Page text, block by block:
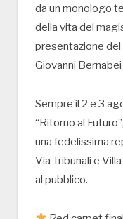
da un monologo
della vita del
presentazione del
Giovanni
Sempre il 2 e 3
“Ritorno al
una fedelissima
Via Tribunali e
al pubblico.